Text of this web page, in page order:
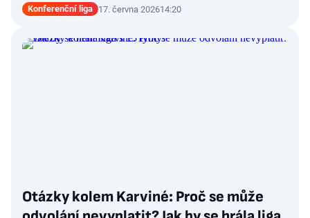
Konferenční liga 17. června 202614:20
Otázky kolem Karviné: Proč se může